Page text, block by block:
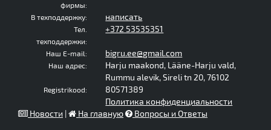
фирмы:
В техподдержку: написать
Тел.
техподдержки:
+372 53535351
Наш E-mail: bigru.ee@gmail.com
Наш адрес:
Harju maakond, Lääne-Harju vald,
Rummu alevik, Sireli tn 20, 76102
Registrikood:
80571389
Политика конфиденциальности
Новости
На главную Вопросы и Ответы